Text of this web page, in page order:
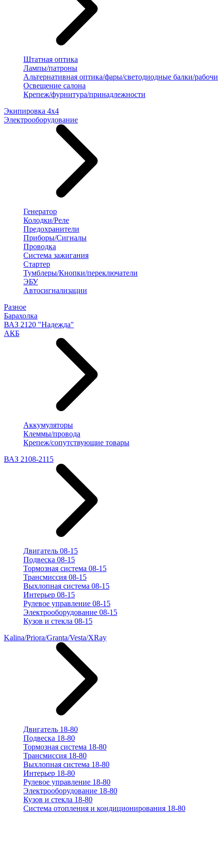
Штатная оптика
Лампы/патроны
Альтернативная оптика/фары/светодиодные балки/
Освещение салона
Крепеж/фурнитура/принадлежности
Экипировка 4х4
Электрооборудование
Генератор
Колодки/Реле
Предохранители
Приборы/Сигналы
Проводка
Система зажигания
Стартер
Тумблеры/Кнопки/переключатели
ЭБУ
Автосигнализации
Разное
Барахолка
ВАЗ 2120 "Надежда"
АКБ
Аккумуляторы
Клеммы/провода
Крепеж/сопутствующие товары
ВАЗ 2108-2115
Двигатель 08-15
Подвеска 08-15
Тормозная система 08-15
Трансмиссия 08-15
Выхлопная система 08-15
Интерьер 08-15
Рулевое управление 08-15
Электрооборудование 08-15
Кузов и стекла 08-15
Kalina/Priora/Granta/Vesta/XRay
Двигатель 18-80
Подвеска 18-80
Тормозная система 18-80
Трансмиссия 18-80
Выхлопная система 18-80
Интерьер 18-80
Рулевое управление 18-80
Электрооборудование 18-80
Кузов и стекла 18-80
Система отопления и кондиционирования 18-80